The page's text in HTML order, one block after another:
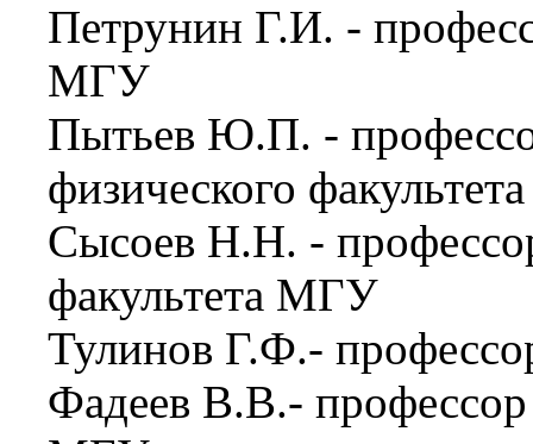
Петрунин Г.И. -
МГУ
Пытьев Ю.П. -
физического
Сысоев Н.Н. -
факультета МГУ
Тулинов Г.Ф.-
Фадеев В.В.- профессор